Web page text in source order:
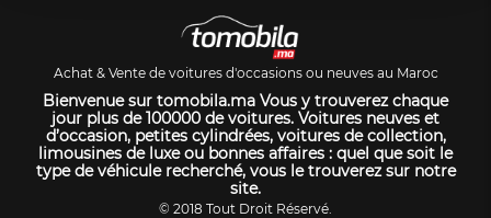
Achat & Vente de voitures d'occasions ou neuves au Maroc
Bienvenue sur tomobila.ma Vous y trouverez chaque
jour plus de 100000 de voitures. Voitures neuves et
d’occasion, petites cylindrées, voitures de collection,
limousines de luxe ou bonnes affaires : quel que soit le
type de véhicule recherché, vous le trouverez sur notre
site.
© 2018 Tout Droit Réservé.